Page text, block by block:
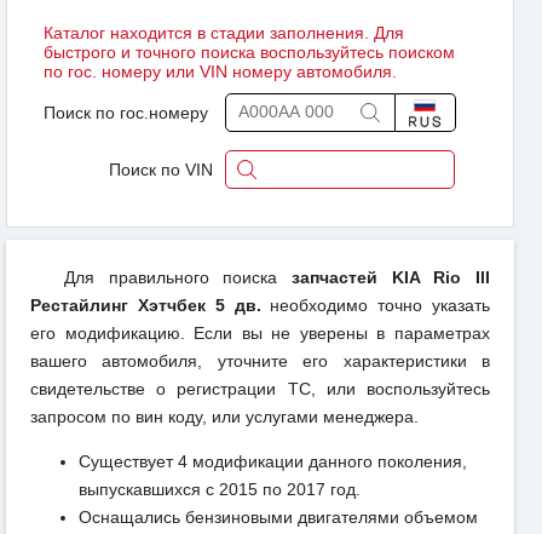
Каталог находится в стадии заполнения. Для
быстрого и точного поиска воспользуйтесь поиском
по гос. номеру или VIN номеру автомобиля.
Поиск по гос.номеру
Поиск по VIN
Для правильного поиска запчастей KIA Rio III
Рестайлинг Хэтчбек 5 дв. необходимо точно указать
его модификацию. Если вы не уверены в параметрах
вашего автомобиля, уточните его характеристики в
свидетельстве о регистрации ТС, или воспользуйтесь
запросом по вин коду, или услугами менеджера.
Существует 4 модификации данного поколения,
выпускавшихся с 2015 по 2017 год.
Оснащались бензиновыми двигателями объемом